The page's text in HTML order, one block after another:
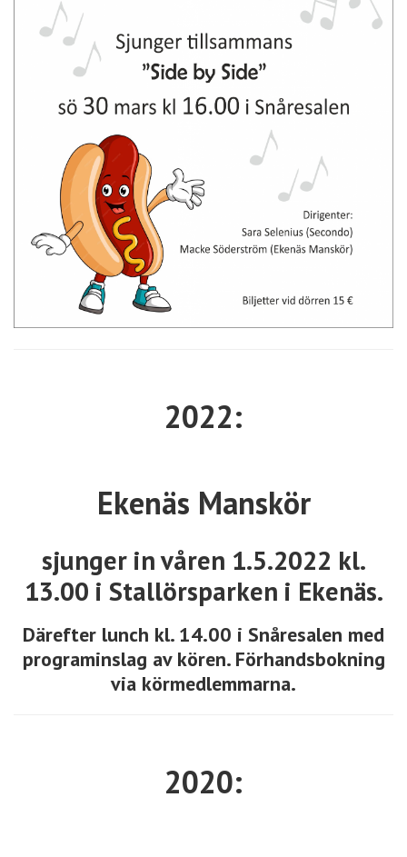
2022:
Ekenäs Manskör
sjunger in våren 1.5.2022 kl.
13.00 i Stallörsparken i Ekenäs.
Därefter lunch kl. 14.00 i Snåresalen med
programinslag av kören. Förhandsbokning
via körmedlemmarna.
2020: